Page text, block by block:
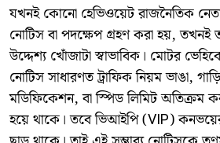
​যখনই কোনো হেভিওয়েট রাজনৈতিক
নোটিস বা পদক্ষেপ গ্রহণ করা হয়, তখনই
উদ্দেশ্য খোঁজাটা স্বাভাবিক। মোটর
নোটিস সাধারণত ট্রাফিক নিয়ম ভাঙা,
মডিফিকেশন, বা স্পিড লিমিট অতিক্রম
হয়ে থাকে। তবে ভিআইপি (VIP)